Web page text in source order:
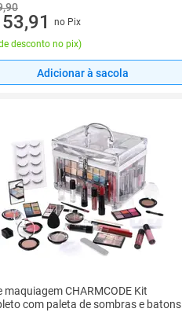
no Pix
desconto no pix)
Adicionar à sacola
maquiagem CHARMCODE Kit
com paleta de sombras e batons